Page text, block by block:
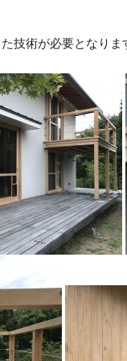
技術が必要となりま